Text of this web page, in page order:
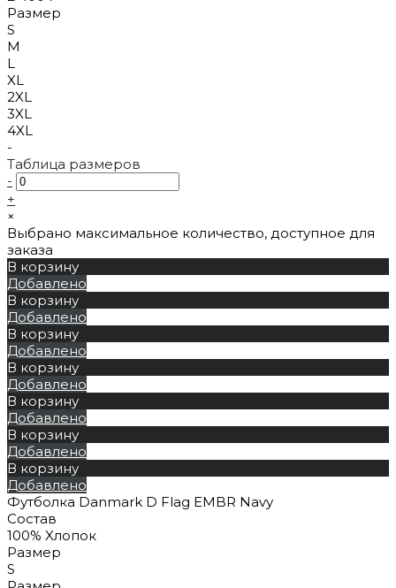
Размер
S
M
L
XL
2XL
3XL
4XL
-
Таблица размеров
-
+
×
Выбрано максимальное количество, доступное для
заказа
В корзину
Добавлено
В корзину
Добавлено
В корзину
Добавлено
В корзину
Добавлено
В корзину
Добавлено
В корзину
Добавлено
В корзину
Добавлено
Футболка Danmark D Flag EMBR Navy
Состав
100% Xлопок
Размер
S